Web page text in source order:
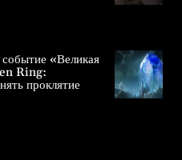
«Великая
Ring:
проклятие